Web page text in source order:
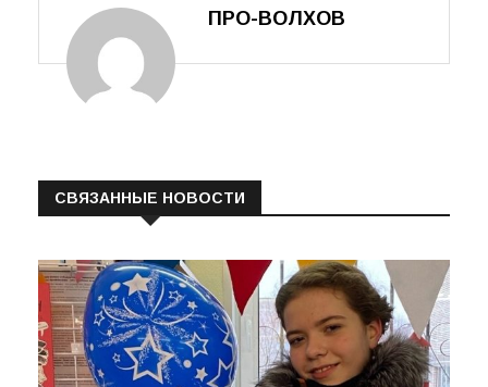
ПРО-ВОЛХОВ
СВЯЗАННЫЕ НОВОСТИ